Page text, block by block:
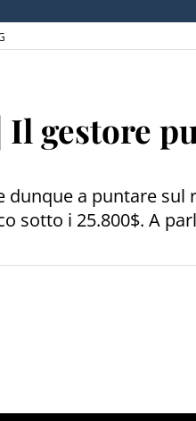
gestore
dunque a puntare
sotto i 25.800$. A